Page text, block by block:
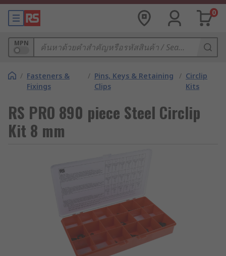
0
MPN
/ Fasteners &
Fixings
/ Pins, Keys & Retaining
Clips
/ Circlip
Kits
RS PRO 890 piece Steel Circlip
Kit 8 mm